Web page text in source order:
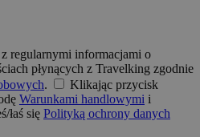
regularnymi informacjami o
płynących z Travelking zgodnie
.
Klikając przycisk
Warunkami handlowymi i
łaś się Polityką ochrony danych